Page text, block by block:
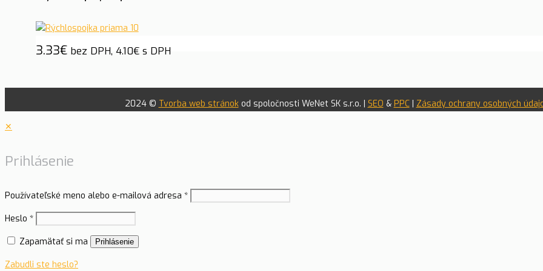
3.33€ bez DPH, 4.10€s DPH
2024 © Tvorba web stránokod spoločnosti WeNet SK s.r.o. | SEO & PPC| Zásady ochrany osobných
✕
Prihlásenie
Používateľské meno alebo e-mailová adresa *
Heslo *
Zapamätať si ma
Prihlásenie
Zabudli ste heslo?